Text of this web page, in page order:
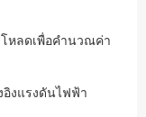
หลดเพื่อคำนวณค่า
อิงแรงดันไฟฟ้า